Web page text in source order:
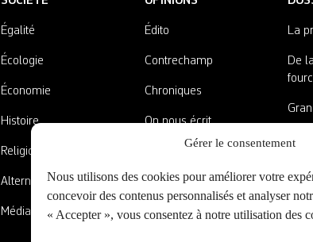
Gérer le consentement
Nous utilisons des cookies pour améliorer votre
concevoir des contenus personnalisés et analyser
« Accepter », vous consentez à notre utilisation des
Égalité
Écologie
Économie
Histoire
Religions
Alternatives
Médias
Édito
Contrechamp
Chroniques
On nous écrit
A côté de la plaque
La
De